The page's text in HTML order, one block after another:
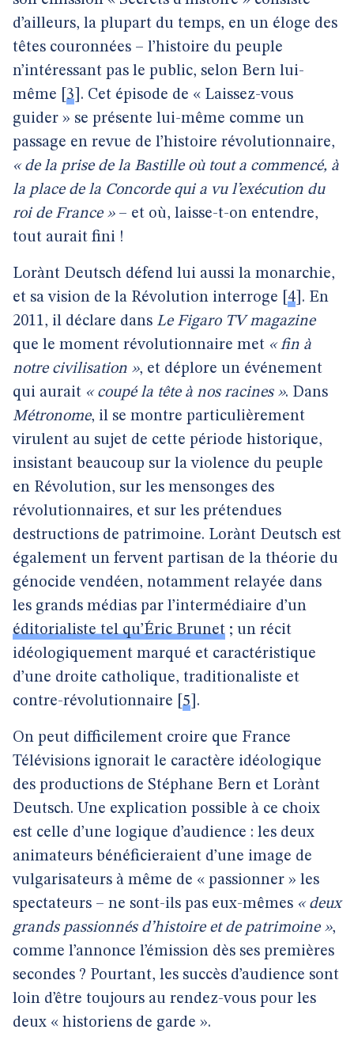
d’ailleurs, la plupart du temps, en un éloge des
têtes couronnées – l’histoire du peuple
n’intéressant pas le public, selon Bern lui-
même
3 . Cet épisode de « Laissez-vous
guider » se présente lui-même comme un
passage en revue de l’histoire révolutionnaire,
« de la prise de la Bastille où tout a commencé, à
la place de la Concorde qui a vu l’exécution du
roi de France »– et où, laisse-t-on entendre,
tout aurait fini !
Lorànt Deutsch défend lui aussi la monarchie,
et sa vision de la Révolution interroge
4 . En
2011, il déclare dans Le Figaro TV magazine
que le moment révolutionnaire met « fin à
notre civilisation », et déplore un événement
qui aurait « coupé la tête à nos racines ». Dans
Métronome, il se montre particulièrement
virulent au sujet de cette période historique,
insistant beaucoup sur la violence du peuple
en Révolution, sur les mensonges des
révolutionnaires, et sur les prétendues
destructions de patrimoine. Lorànt Deutsch est
également un fervent partisan de la théorie du
génocide vendéen, notamment relayée dans
les grands médias par l’intermédiaire d’un
éditorialiste tel qu’Éric Brunet ; un récit
idéologiquement marqué et caractéristique
d’une droite catholique, traditionaliste et
contre-révolutionnaire
5 .
On peut difficilement croire que France
Télévisions ignorait le caractère idéologique
des productions de Stéphane Bern et Lorànt
Deutsch. Une explication possible à ce choix
est celle d’une logique d’audience : les deux
animateurs bénéficieraient d’une image de
vulgarisateurs à même de « passionner » les
spectateurs – ne sont-ils pas eux-mêmes « deux
grands passionnés d’histoire et de patrimoine »,
comme l’annonce l’émission dès ses premières
secondes ? Pourtant, les succès d’audience sont
loin d’être toujours au rendez-vous pour les
deux « historiens de garde ».